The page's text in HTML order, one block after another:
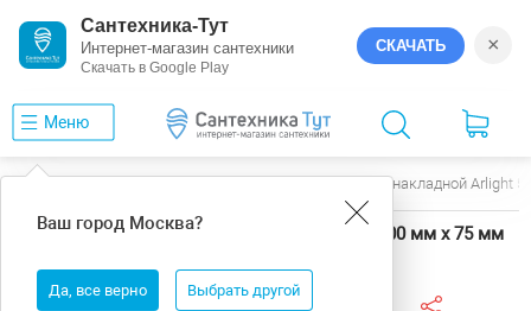
Сантехника-Тут
Интернет-магазин сантехники
Скачать в Google Play
СКАЧАТЬ ×
Меню
Ваш город Москва?
Да, все верно Выбрать другой
Профиль накладной Arlight
Профиль накладной Arlight 56348 75 мм х 2500 мм х 75 мм